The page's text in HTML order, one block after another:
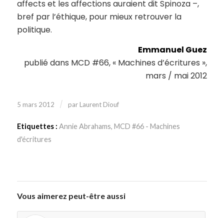
affects et les affections auraient dit Spinoza –,
bref par l’éthique, pour mieux retrouver la
politique.
Emmanuel Guez
publié dans MCD #66, « Machines d’écritures »,
mars / mai 2012
5 mars 2012 / par Laurent Diouf
Etiquettes : Annie Abrahams, MCD #66 - Machines
d'écritures
Vous aimerez peut-être aussi